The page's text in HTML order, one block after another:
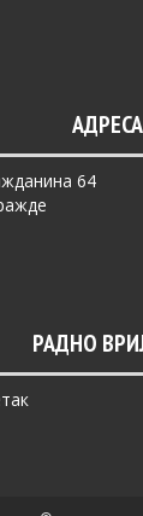
АДРЕСА
64
РАДНО